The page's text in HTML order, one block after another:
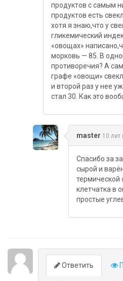
продуктов с самым
продуктов есть
хотя я знаю,что у
гликемический
«овощах»
морковь — 85. В
противоречия? А
графе «овощи»
и второй раз у нее
стал 30. Как это
master 10 лет
Спасибо за
сырой и
термической
клетчатка в
простые
Ответить